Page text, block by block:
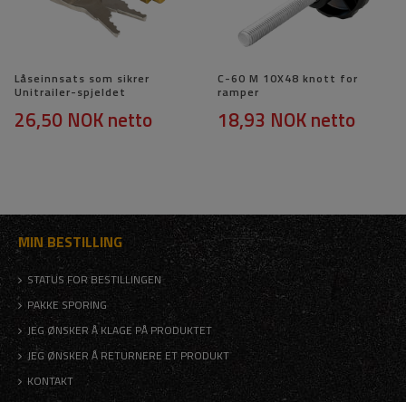
Låseinnsats som sikrer
Unitrailer-spjeldet
26,50 NOKnetto
C-60 M 10X48 knott for
ramper
18,93 NOKnetto
MIN BESTILLING
STATUS FOR BESTILLINGEN
PAKKE SPORING
JEG ØNSKER Å KLAGE PÅ PRODUKTET
JEG ØNSKER Å RETURNERE ET PRODUKT
KONTAKT